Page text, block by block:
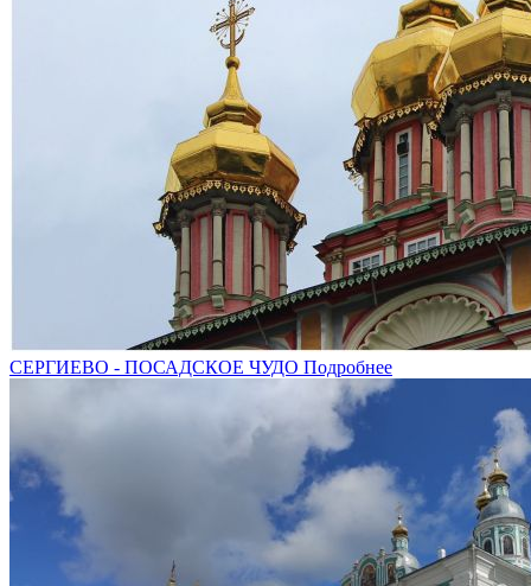
СЕРГИЕВО - ПОСАДСКОЕ ЧУДО Подробнее